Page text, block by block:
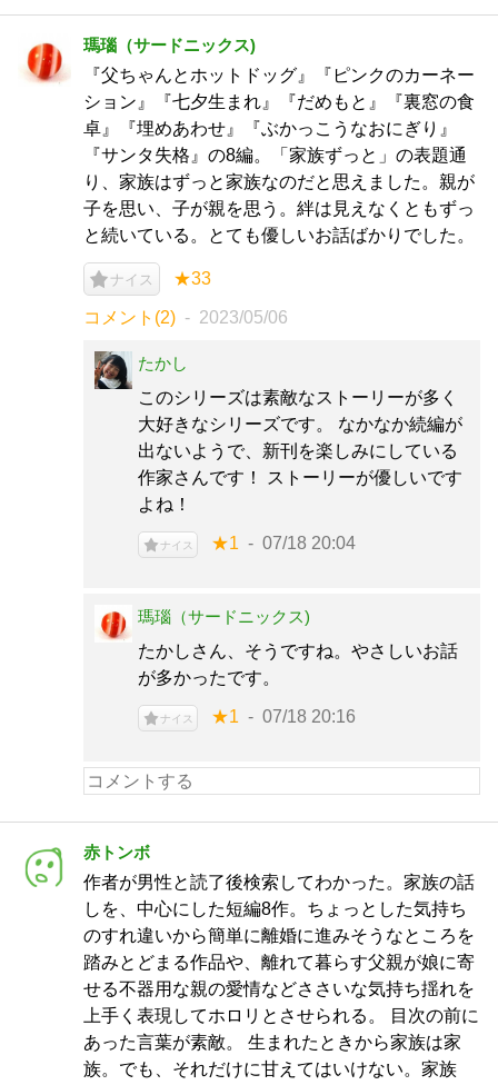
瑪瑙（サードニックス)
『父ちゃんとホットドッグ』『ピンクのカーネー
ション』『七夕生まれ』『だめもと』『裏窓の食
卓』『埋めあわせ』『ぶかっこうなおにぎり』
『サンタ失格』の8編。「家族ずっと」の表題通
り、家族はずっと家族なのだと思えました。親が
子を思い、子が親を思う。絆は見えなくともずっ
と続いている。とても優しいお話ばかりでした。
ナイス ★33
コメント(2) 2023/05/06
たかし
このシリーズは素敵なストーリーが多く
大好きなシリーズです。 なかなか続編が
出ないようで、新刊を楽しみにしている
作家さんです！ ストーリーが優しいです
よね！
ナイス ★1 07/18 20:04
瑪瑙（サードニックス)
たかしさん、そうですね。やさしいお話
が多かったです。
ナイス ★1 07/18 20:16
赤トンボ
作者が男性と読了後検索してわかった。家族の話
しを、中心にした短編8作。ちょっとした気持ち
のすれ違いから簡単に離婚に進みそうなところを
踏みとどまる作品や、離れて暮らす父親が娘に寄
せる不器用な親の愛情などささいな気持ち揺れを
上手く表現してホロリとさせられる。 目次の前に
あった言葉が素敵。 生まれたときから家族は家
族。でも、それだけに甘えてはいけない。家族